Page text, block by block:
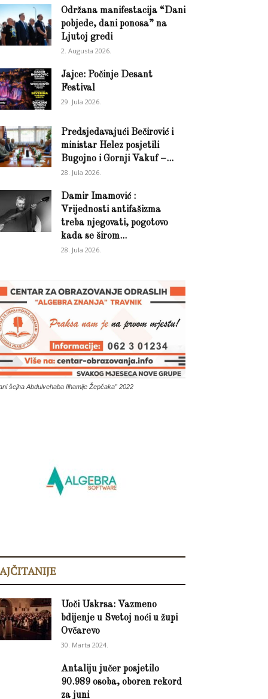
Održana manifestacija “Dani
pobjede, dani ponosa” na
Ljutoj gredi
2. Augusta 2026.
Jajce: Počinje Desant
Festival
29. Jula 2026.
Predsjedavajući Bečirović i
ministar Helez posjetili
Bugojno i Gornji Vakuf –...
28. Jula 2026.
Damir Imamović :
Vrijednosti antifašizma
treba njegovati, pogotovo
kada se širom...
28. Jula 2026.
šejha Abdulvehaba Ilhamije Žepčaka” 2022
Uoči Uskrsa: Vazmeno
bdijenje u Svetoj noći u župi
Ovčarevo
30. Marta 2024.
Antaliju jučer posjetilo
90.989 osoba, oboren rekord
za juni